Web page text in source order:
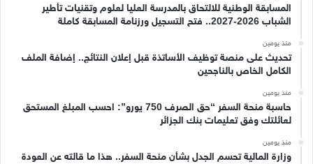
المسابقة الوطنية للالتحاق بالمدرسة العليا لعلوم وتقنيات تأطير
الشباب 2026-2027.. فتح التسجيل ورزنامة المسابقة كاملة
منذ يومين
تحديث على منصة توظيف الأساتذة قبل إعلان النتائج.. إضافة الملف
الكامل الخاص بالناجحين
منذ يومين
حاسبة منحة السفر “حق الصرف 750 يورو”: احسب المبلغ المستحق
لعائلتك وفق تعليمات بنك الجزائر
منذ يومين
وزارة المالية تحسم الجدل بشأن منحة السفر.. هذا ما قالته عن العودة